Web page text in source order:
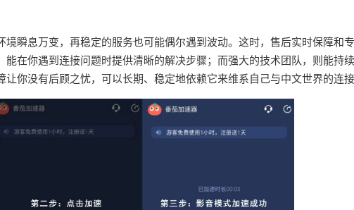
瞬息万变，再稳定的服务也可能偶尔遇到波动。这时，售后实时保障和
在你遇到连接问题时提供清晰的解决步骤；而强大的技术团队，则能持
你没有后顾之忧，可以长期、稳定地依赖它来维系自己与中文世界的连接